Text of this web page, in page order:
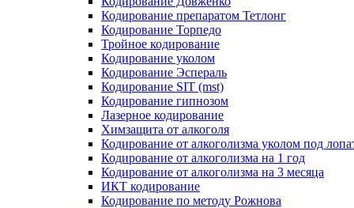
Кодирование препаратом Тетлонг
Кодирование Торпедо
Тройное кодирование
Кодирование уколом
Кодирование Эспераль
Кодирование SIT (mst)
Кодирование гипнозом
Лазерное кодирование
Химзащита от алкоголя
Кодирование от алкоголизма уколом под
Кодирование от алкоголизма на 1 год
Кодирование от алкоголизма на 3 месяца
ИКТ кодирование
Кодирование по методу Рожнова